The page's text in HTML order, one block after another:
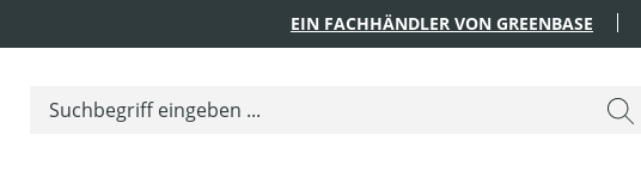
EIN FACHHÄNDLER VON GREENBASE